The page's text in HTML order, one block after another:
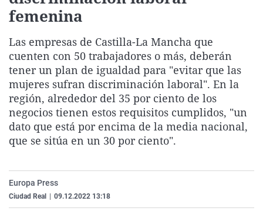
Como el perro y el
Equipo de
Operación Viuda
La Rioja
Navarra
País Vasco
Elecciones
femenina
Las empresas de Castilla-La Mancha que
cuenten con 50 trabajadores o más, deberán
tener un plan de igualdad para "evitar que las
mujeres sufran discriminación laboral". En la
región, alrededor del 35 por ciento de los
negocios tienen estos requisitos cumplidos, "un
dato que está por encima de la media nacional,
que se sitúa en un 30 por ciento".
Europa Press
Ciudad Real 09.12.2022 13:18